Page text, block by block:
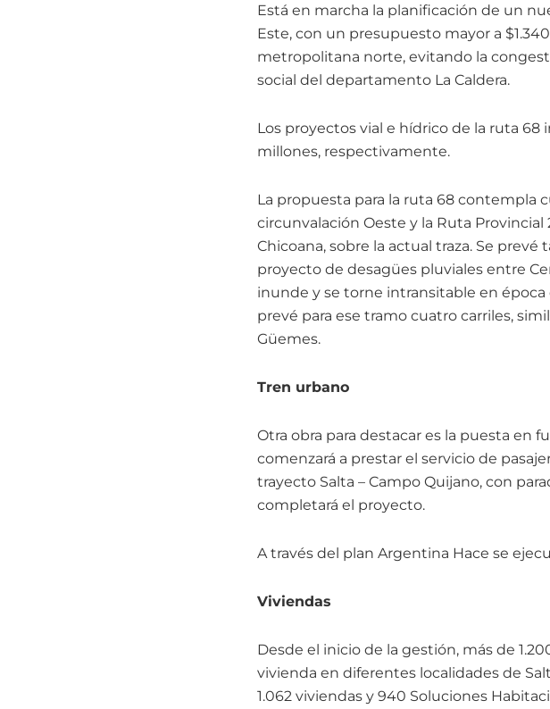
Está en marcha la planificación de un
Este, con un presupuesto mayor a
metropolitana norte, evitando la
social del departamento La Caldera.
Los proyectos vial e hídrico de la ruta 68
millones, respectivamente.
La propuesta para la ruta 68 contempla
circunvalación Oeste y la Ruta
Chicoana, sobre la actual traza. Se
proyecto de desagües pluviales entre
inunde y se torne intransitable en época
prevé para ese tramo cuatro carriles,
Güemes.
Tren urbano
Otra obra para destacar es la puesta en
comenzará a prestar el servicio de
trayecto Salta – Campo Quijano, con
completará el proyecto.
A través del plan Argentina Hace se
Viviendas
Desde el inicio de la gestión, más de
vivienda en diferentes localidades de
1.062 viviendas y 940 Soluciones